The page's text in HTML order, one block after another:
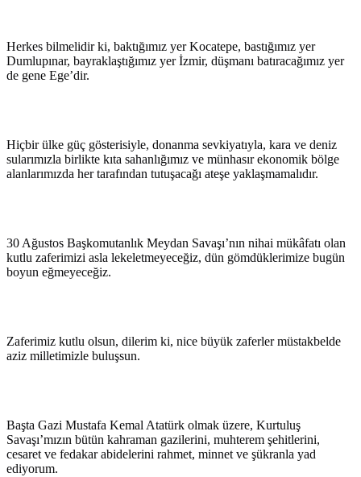
Herkes bilmelidir ki, baktığımız yer Kocatepe, bastığımız yer
Dumlupınar, bayraklaştığımız yer İzmir, düşmanı batıracağımız yer
de gene Ege’dir.
Hiçbir ülke güç gösterisiyle, donanma sevkiyatıyla, kara ve deniz
sularımızla birlikte kıta sahanlığımız ve münhasır ekonomik bölge
alanlarımızda her tarafından tutuşacağı ateşe yaklaşmamalıdır.
30 Ağustos Başkomutanlık Meydan Savaşı’nın nihai mükâfatı olan
kutlu zaferimizi asla lekeletmeyeceğiz, dün gömdüklerimize bugün
boyun eğmeyeceğiz.
Zaferimiz kutlu olsun, dilerim ki, nice büyük zaferler müstakbelde
aziz milletimizle buluşsun.
Başta Gazi Mustafa Kemal Atatürk olmak üzere, Kurtuluş
Savaşı’mızın bütün kahraman gazilerini, muhterem şehitlerini,
cesaret ve fedakar abidelerini rahmet, minnet ve şükranla yad
ediyorum.